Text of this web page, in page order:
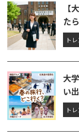
【
た
ト
大
い
ト